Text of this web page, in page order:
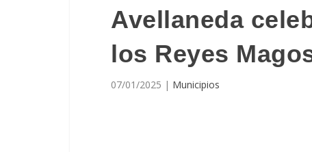
Avellaneda
los Reyes
07/01/2025 | Municipios